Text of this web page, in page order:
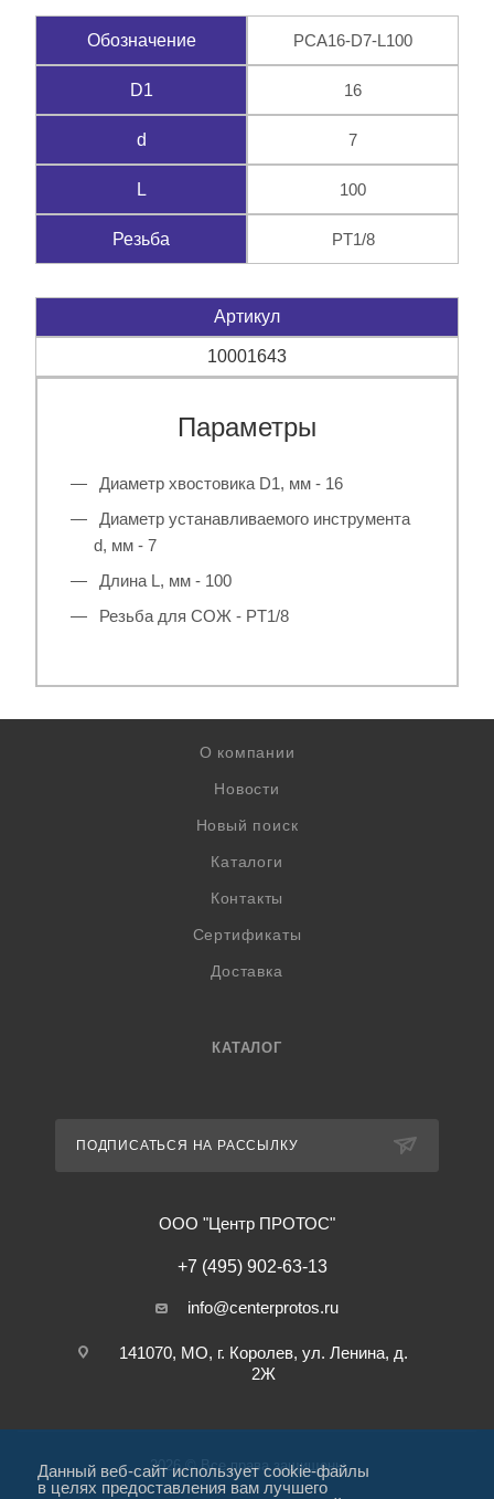
Обозначение PCA16-D7-L100
D1 16
d 7
L 100
Резьба PT1/8
Артикул
10001643
Параметры
Диаметр хвостовика D1, мм - 16
Диаметр устанавливаемого инструмента
d, мм - 7
Длина L, мм - 100
Резьба для СОЖ - PT1/8
О компании
Новости
Новый поиск
Каталоги
Контакты
Сертификаты
Доставка
КАТАЛОГ
ПОДПИСАТЬСЯ НА РАССЫЛКУ
ООО "Центр ПРОТОС"
+7 (495) 902-63-13
info@centerprotos.ru
141070, МО, г. Королев, ул. Ленина, д.
2Ж
2026 © Все права защищены
Данный веб-сайт использует cookie-файлы
в целях предоставления вам лучшего